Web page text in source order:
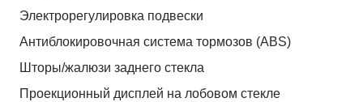
Электрорегулировка подвески
Антиблокировочная система тормозов (ABS)
Шторы/жалюзи заднего стекла
Проекционный дисплей на лобовом стекле